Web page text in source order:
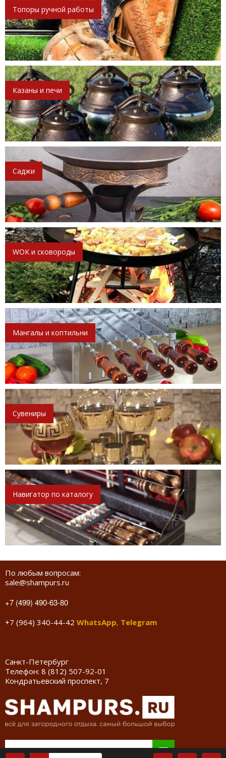
Топоры ручной работы
Казаны и печи
Саджи
WOK и сковороды
Мангалы и коптильни
Сувениры
Навигатор по каталогу
По любым вопросам:
sale@shampurs.ru
+7 (499) 490-63-80
+7 (964) 340-44-42 WhatsApp, Telegram
Санкт-Петербург
Телефон: 8 (812) 507-92-01
Кондратьевский проспект, 7